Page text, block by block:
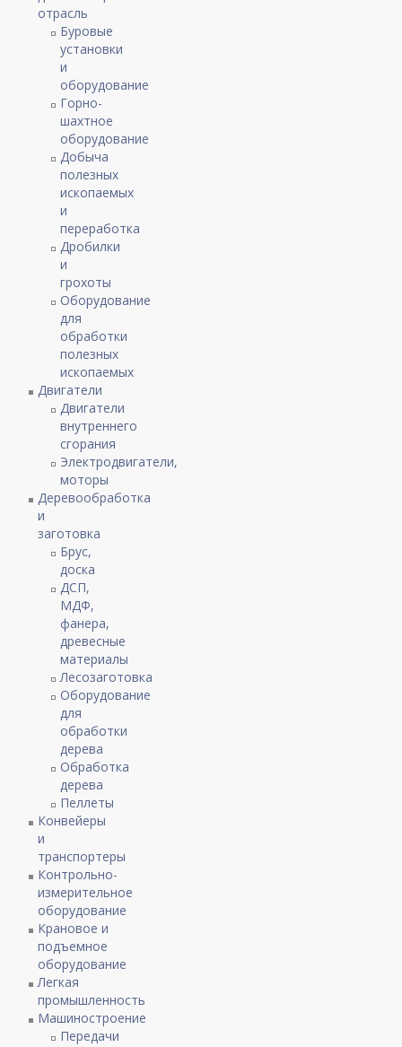
отрасль
Буровые
установки
и
оборудование
Горно-
шахтное
оборудование
Добыча
полезных
ископаемых
и
переработка
Дробилки
и
грохоты
Оборудование
для
обработки
полезных
ископаемых
Двигатели
Двигатели
внутреннего
сгорания
Электродвигатели,
моторы
Деревообработка
и
заготовка
Брус,
доска
ДСП,
МДФ,
фанера,
древесные
материалы
Лесозаготовка
Оборудование
для
обработки
дерева
Обработка
дерева
Пеллеты
Конвейеры
и
транспортеры
Контрольно-
измерительное
оборудование
Крановое и
подъемное
оборудование
Легкая
промышленность
Машиностроение
Передачи